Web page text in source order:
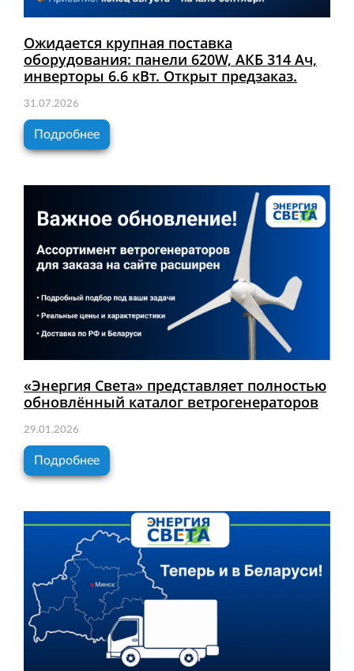
Ожидается крупная поставка
оборудования: панели 620W, АКБ 314 Ач,
инверторы 6.6 кВт. Открыт предзаказ.
31.07.2026
Подробнее
«Энергия Света» представляет полностью
обновлённый каталог ветрогенераторов
29.01.2026
Подробнее